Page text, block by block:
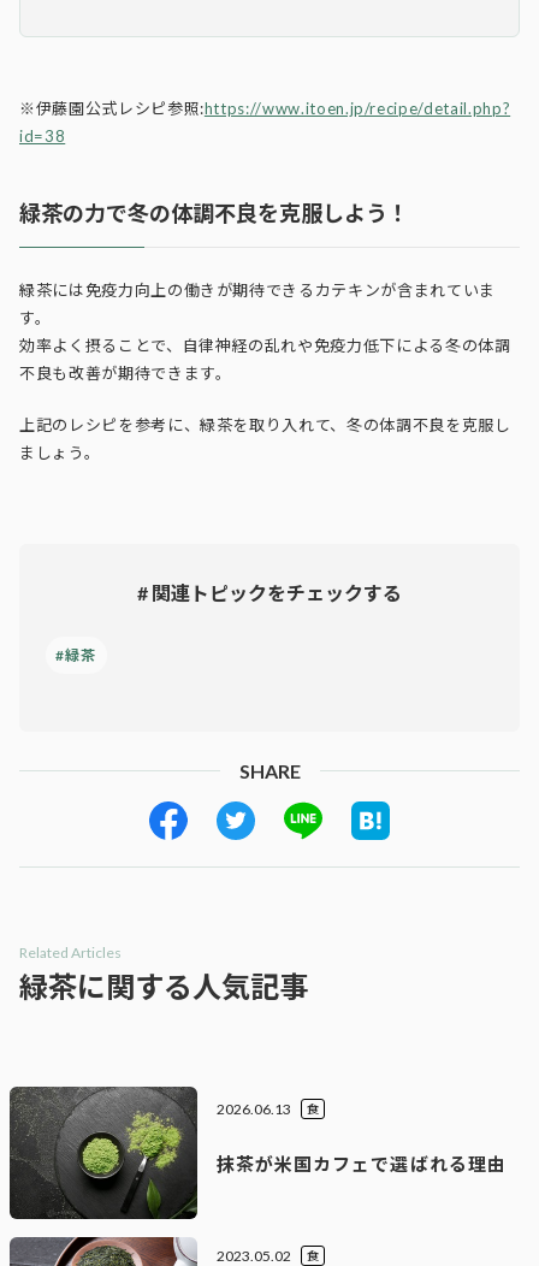
※伊藤園公式レシピ参照:https://www.itoen.jp/recipe/detail.php?
id=38
緑茶の力で冬の体調不良を克服しよう！
緑茶には免疫力向上の働きが期待できるカテキンが含まれていま
す。
効率よく摂ることで、自律神経の乱れや免疫力低下による冬の体調
不良も改善が期待できます。
上記のレシピを参考に、緑茶を取り入れて、冬の体調不良を克服し
ましょう。
# 関連トピックをチェックする
#緑茶
SHARE
Related Articles
緑茶に関する人気記事
2026.06.13
抹茶が米国カフェで選ばれる理由
食
2023.05.02 食